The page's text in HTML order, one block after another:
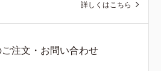
詳しくはこちら
注文・お問い合わせ